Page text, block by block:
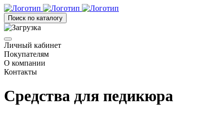
Поиск по каталогу
Личный кабинет
Покупателям
О компании
Контакты
Средства для педикюра